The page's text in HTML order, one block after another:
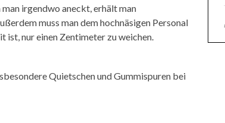
irgendwo aneckt, erhält man
muss man dem hochnäsigen Personal
ist, nur einen Zentimeter zu weichen.
Quietschen und Gummispuren bei